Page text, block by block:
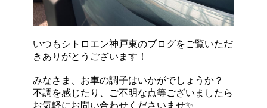
いつもシトロエン神戸東のブログをご覧いただ
きありがとうございます！
みなさま、お車の調子はいかがでしょうか？
不調を感じたり、ご不明な点等ございましたら
お気軽にお問い合わせくださいませ✨